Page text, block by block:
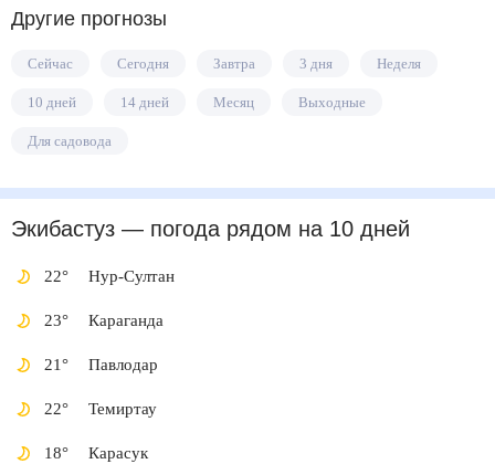
Другие прогнозы
Сейчас Сегодня Завтра 3 дня Неделя
10 дней 14 дней Месяц Выходные
Для садовода
Экибастуз — погода рядом на 10 дней
22° Нур-Султан
23° Караганда
21° Павлодар
22° Темиртау
18° Карасук